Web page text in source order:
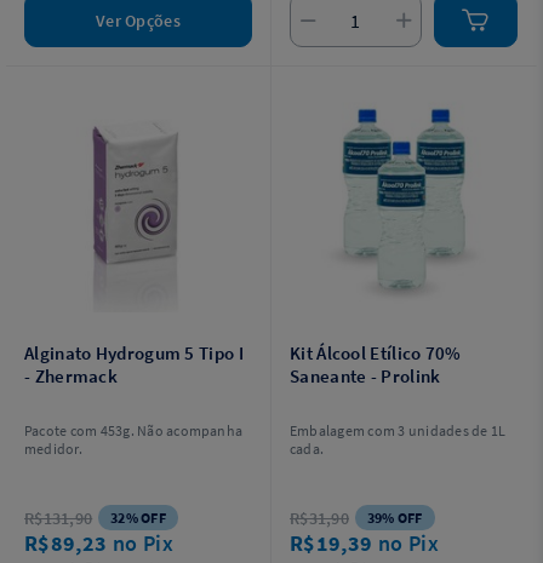
Ver Opções
Alginato Hydrogum 5 Tipo I
- Zhermack
Pacote com 453g. Não acompanha
medidor.
R$131,90 32% OFF
R$89,23 no Pix
Kit Álcool Etílico 70%
Saneante - Prolink
Embalagem com 3 unidades de 1L
cada.
R$31,90 39% OFF
R$19,39 no Pix